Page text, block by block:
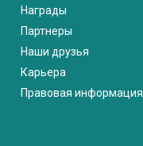
Награды
Партнеры
Наши друзья
Карьера
Правовая информация